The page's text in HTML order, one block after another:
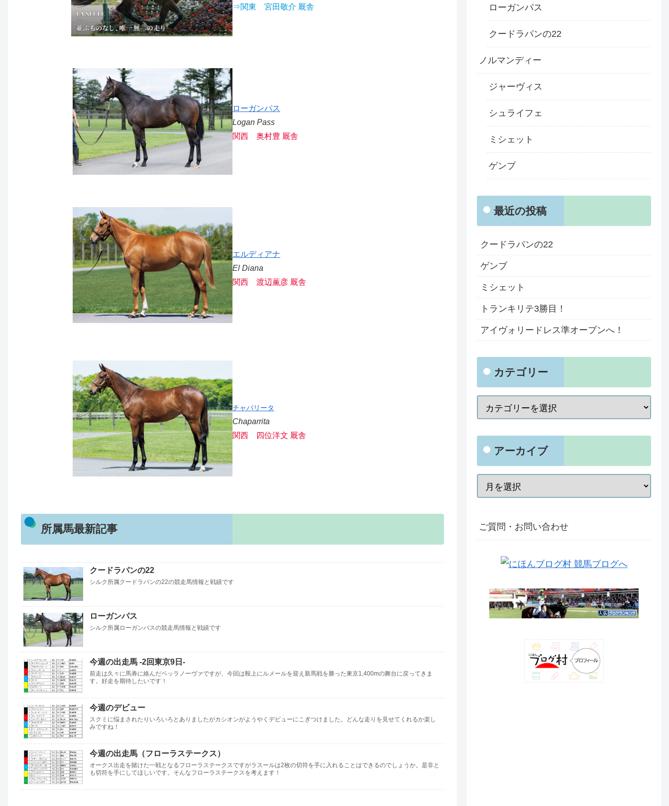
⇒関東 宮田敬介 厩舎
ローガンパス
Logan Pass
関西 奥村豊 厩舎
エルディアナ
El Diana
関西 渡辺薫彦 厩舎
チャパリータ
Chaparrita
関西 四位洋文 厩舎
所属馬最新記事
クードラパンの22
シルク所属クードラパンの22の競走馬情報と戦績です
ローガンパス
シルク所属ローガンパスの競走馬情報と戦績です
今週の出走馬 -2回東京9日-
前走は久々に馬券に絡んだベッラノーヴァですが、今回は鞍上にルメールを迎え新馬戦を勝った東京1,400mの舞台に戻ってきま
す。好走を期待したいです！
今週のデビュー
スクミに悩まされたりいろいろとありましたがカシオンがようやくデビューにこぎつけました。どんな走りを見せてくれるか楽し
みですね！
今週の出走馬（フローラステークス）
オークス出走を賭けた一戦となるフローラステークスですがラスールは2枚の切符を手に入れることはできるのでしょうか。是非と
も切符を手にしてほしいです。そんなフローラステークスを考えます！
ローガンパス
クードラパンの22
ノルマンディー
ジャーヴィス
シュライフェ
ミシェット
ゲンブ
最近の投稿
クードラパンの22
ゲンブ
ミシェット
トランキリテ3勝目！
アイヴォリードレス準オープンへ！
カテゴリー
アーカイブ
ご質問・お問い合わせ